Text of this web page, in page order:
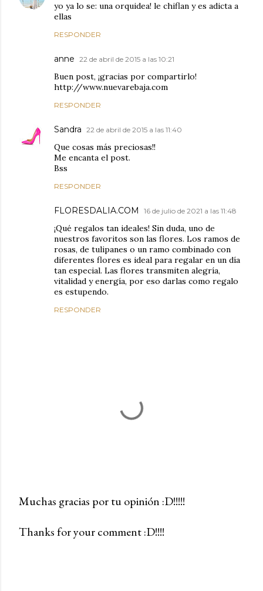
yo ya lo se: una orquidea! le chiflan y es adicta a
ellas
RESPONDER
anne 22 de abril de 2015 a las 10:21
Buen post, ¡gracias por compartirlo!
http://www.nuevarebaja.com
RESPONDER
Sandra 22 de abril de 2015 a las 11:40
Que cosas más preciosas!!
Me encanta el post.
Bss
RESPONDER
FLORESDALIA.COM 16 de julio de 2021 a las 11:48
¡Qué regalos tan ideales! Sin duda, uno de
nuestros favoritos son las flores. Los ramos de
rosas, de tulipanes o un ramo combinado con
diferentes flores es ideal para regalar en un día
tan especial. Las flores transmiten alegría,
vitalidad y energía, por eso darlas como regalo
es estupendo.
RESPONDER
u
Muchas gracias por tu opinión :D!!!!!
Thanks for your comment :D!!!!